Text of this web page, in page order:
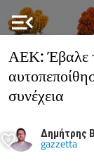
menu_open
ΑΕΚ: Έβαλε
συνέχεια
Δημήτρης
gazzetta